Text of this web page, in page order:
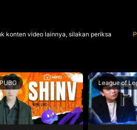
konten video lainnya, silakan periksa
PUBG League of